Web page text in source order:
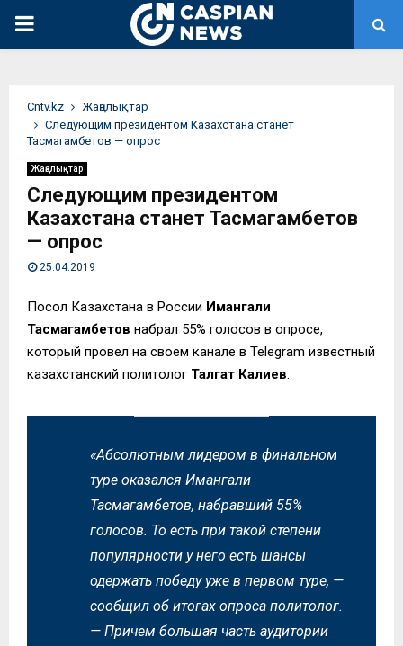
PRIMARY
Сntv.kz
Жаңалықтар
Следующим президентом Казахстана станет
Тасмагамбетов — опрос
Жаңалықтар
Следующим президентом
Казахстана станет Тасмагамбетов
— опрос
25.04.2019
Посол Казахстана в России Имангали
Тасмагамбетов набрал 55% голосов в опросе,
который провел на своем канале в Telegram известный
казахстанский политолог Талгат Калиев
«Абсолютным лидером в финальном
туре оказался Имангали
Тасмагамбетов, набравший 55%
голосов. То есть при такой степени
популярности у него есть шансы
одержать победу уже в первом туре, —
сообщил об итогах опроса политолог.
— Причем большая часть аудитории